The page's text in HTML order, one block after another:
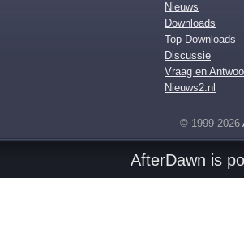
Nieuws
Downloads
Top Downloads
Discussie
Vraag en
Nieuws2.nl
© 1999-2026
AfterDawn is